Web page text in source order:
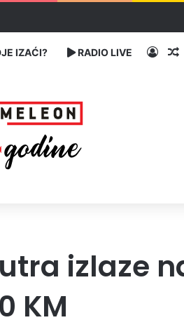
IZAĆI? RADIO LIVE
izlaze
KM